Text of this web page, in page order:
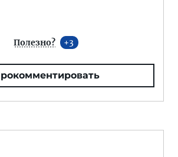
Полезно? 3